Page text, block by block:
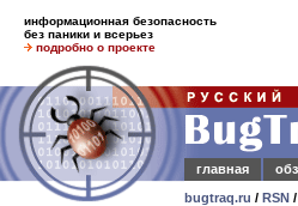
информационная безопасность
без паники и всерьез
подробно о проекте
главная
bugtraq.ru / RSN /